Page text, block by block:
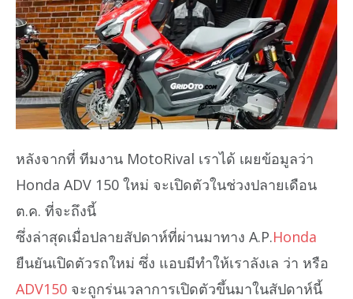
หลังจากที่ ทีมงาน MotoRival เราได้ เผยข้อมูลว่า
Honda ADV 150 ใหม่ จะเปิดตัวในช่วงปลายเดือน
ต.ค. ที่จะถึงนี้
ซึ่งล่าสุดเมื่อปลายสัปดาห์ที่ผ่านมาทาง A.P.Honda
ยืนยันเปิดตัวรถใหม่ ซึ่ง แอบมีทำให้เราลังเล ว่า หรือ
ADV150 จะถูกร่นเวลาการเปิดตัวขึ้นมาในสัปดาห์นี้